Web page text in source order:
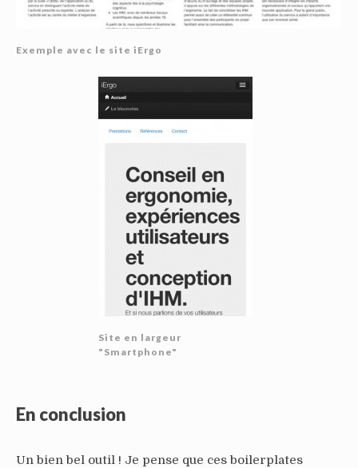
Exemple avec le site iErgo
Site en largeur
"Smartphone"
En conclusion
Un bien bel outil ! Je pense que ces boilerplates